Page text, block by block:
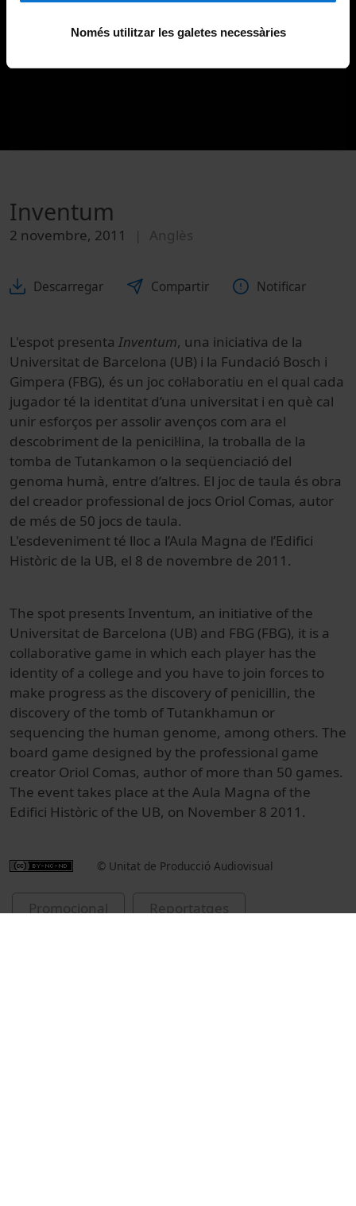
Només utilitzar les galetes necessàries
Inventum
2 novembre, 2011 Anglès
Descarregar Compartir Notificar
L'espot presenta Inventum, una iniciativa de la
Universitat de Barcelona (UB) i la Fundació Bosch i
Gimpera (FBG), és un joc col·laboratiu en el qual cada
jugador té la identitat d’una universitat i en què cal
unir esforços per assolir avenços com ara el
descobriment de la penicil·lina, la troballa de la
tomba de Tutankamon o la seqüenciació del
genoma humà, entre d’altres. El joc de taula és obra
del creador professional de jocs Oriol Comas, autor
de més de 50 jocs de taula.
L'esdeveniment té lloc a l’Aula Magna de l’Edifici
Històric de la UB, el 8 de novembre de 2011.
The spot presents Inventum, an initiative of the
Universitat de Barcelona (UB) and FBG (FBG), it is a
collaborative game in which each player has the
identity of a college and you have to join forces to
make progress as the discovery of penicillin, the
discovery of the tomb of Tutankhamun or
sequencing the human genome, among others. The
board game designed by the professional game
creator Oriol Comas, author of more than 50 games.
The event takes place at the Aula Magna of the
Edifici Històric of the UB, on November 8 2011.
© Unitat de Producció Audiovisual
Promocional
Reportatges